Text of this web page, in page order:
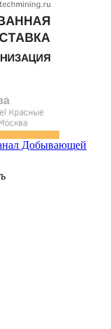
Добывающей